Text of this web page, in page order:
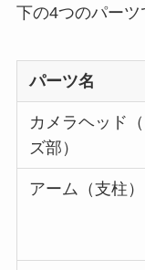
下の4つのパーツ
パーツ名
カメラヘッド
ズ部）
アーム（支柱）